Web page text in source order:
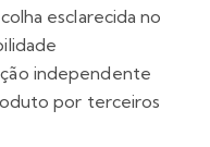
esclarecida no
independente
por terceiros